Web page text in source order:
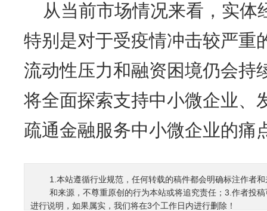
从当前市场情况来看，实体
特别是对于受疫情冲击较严重
流动性压力和融资困境仍会持
将全面探索支持中小微企业、
疏通金融服务中小微企业的痛
1.本站遵循行业规范，任何转载的稿件都会明确标注作者
和来源，不尊重原创的行为本站或将追究责任；3.作者投
进行说明，如果属实，我们将在3个工作日内进行删除！